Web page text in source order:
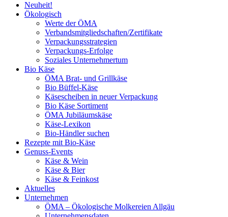
Neuheit!
Ökologisch
Werte der ÖMA
Verbandsmitgliedschaften/Zertifikate
Verpackungsstrategien
Verpackungs-Erfolge
Soziales Unternehmertum
Bio Käse
ÖMA Brat- und Grillkäse
Bio Büffel-Käse
Käsescheiben in neuer Verpackung
Bio Käse Sortiment
ÖMA Jubiläumskäse
Käse-Lexikon
Bio-Händler suchen
Rezepte mit Bio-Käse
Genuss-Events
Käse & Wein
Käse & Bier
Käse & Feinkost
Aktuelles
Unternehmen
ÖMA – Ökologische Molkereien Allgäu